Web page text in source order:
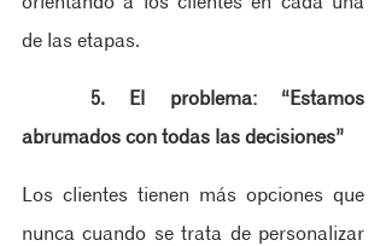
de las etapas.
5. El problema: “Estamos
abrumados con todas las decisiones”
Los clientes tienen más opciones que
nunca cuando se trata de personalizar